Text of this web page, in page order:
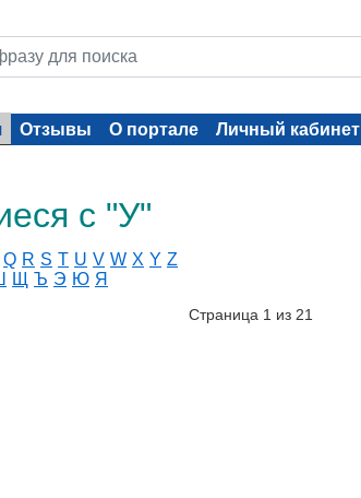
Отзывы О портале
Личный кабинет
с "У"
Q R S T U V W X Y Z
Щ Ъ Э Ю Я
Страница 1 из 21